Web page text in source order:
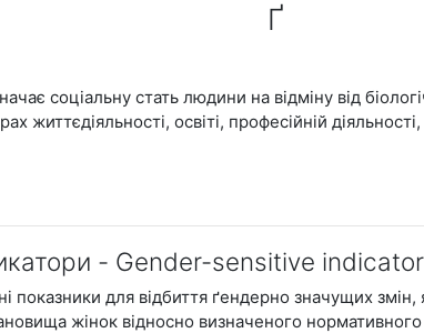
Ґ
соціальну стать людини на відміну від
життєдіяльності, освіті, професійній
- Gender-sensitive
показники для відбиття ґендерно значущих
жінок відносно визначеного